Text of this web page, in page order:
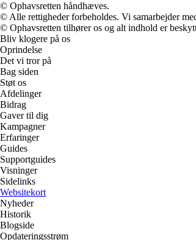
© Ophavsretten håndhæves.
© Alle rettigheder forbeholdes. Vi samarbejder
© Ophavsretten tilhører os og alt indhold er
Bliv klogere på os
Oprindelse
Det vi tror på
Bag siden
Støt os
Afdelinger
Bidrag
Gaver til dig
Kampagner
Erfaringer
Guides
Supportguides
Visninger
Sidelinks
Websitekort
Nyheder
Historik
Blogside
Opdateringsstrøm